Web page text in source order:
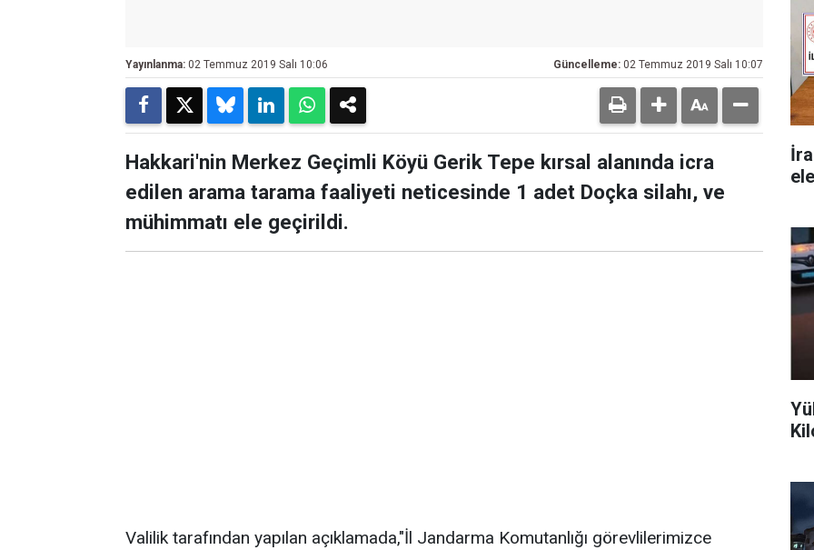
Yayınlanma: 02 Temmuz 2019 Salı 10:06 Güncelleme: 02 Temmuz 2019 Salı 10:07
Hakkari'nin Merkez Geçimli Köyü Gerik Tepe kırsal alanında icra
edilen arama tarama faaliyeti neticesinde 1 adet Doçka silahı, ve
mühimmatı ele geçirildi.
Valilik tarafından yapılan açıklamada,"İl Jandarma Komutanlığı görevlilerimizce